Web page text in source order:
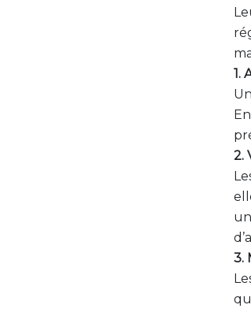
1.
2.
3.